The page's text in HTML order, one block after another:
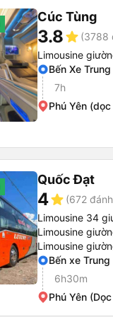
Cúc Tùng
3.8star (3788
Limousine
Bến Xe
7h
Phú Yên (dọc
Quốc Đạt
4star (672
Limousine 34
Limousine
Limousine
Bến xe
6h30m
Phú Yên